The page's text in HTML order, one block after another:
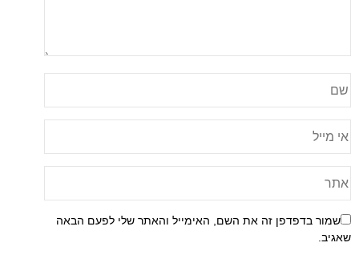
שמור בדפדפן זה את השם, האימייל והאתר שלי לפעם הבאה
שאגיב.